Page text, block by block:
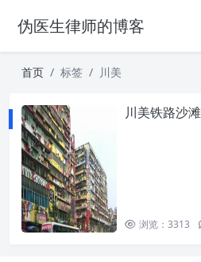
伪医生律师的博客
首页 标签 川美
川美铁路沙滩
浏览：3313